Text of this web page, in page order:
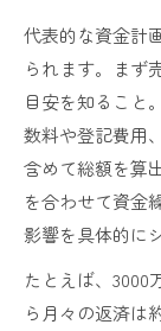
不動
住宅
住み
ダブ
銀行
代表的な資金計
られます。まず
目安を知ること
数料や登記費用
含めて総額を算
を合わせて資金
影響を具体的に
たとえば、3000
ら月々の返済は